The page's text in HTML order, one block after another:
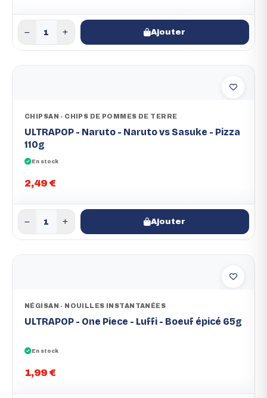
Ajouter
CHIPSAN - CHIPS DE POMMES DE TERRE
ULTRAPOP - Naruto - Naruto vs Sasuke - Pizza
110g
En stock
2,49 €
Ajouter
NÉGISAN - NOUILLES INSTANTANÉES
ULTRAPOP - One Piece - Luffi - Boeuf épicé 65g
En stock
1,99 €